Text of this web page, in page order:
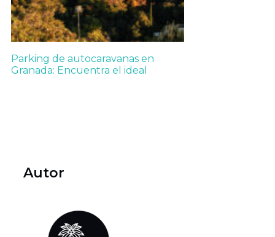
Parking de autocaravanas en
Granada: Encuentra el ideal
Autor